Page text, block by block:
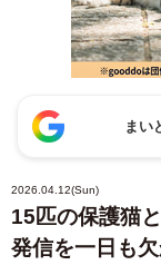
まい
2026.04.12(Sun)
15匹の保護猫
発信を一日も